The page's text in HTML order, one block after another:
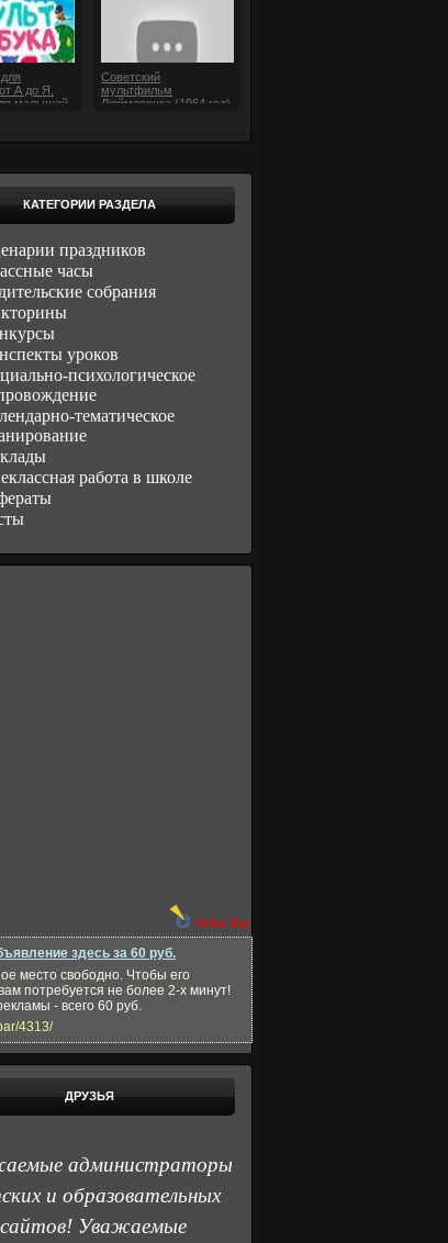
А до Я.
малышей.
Советский
мультфильм
Дюймовочка (1964 год)
КАТЕГОРИИ РАЗДЕЛА
праздников
часы
собрания
уроков
психологическое
тематическое
работа в школе
Nolix Bar
здесь за 60 руб.
место свободно. Чтобы его
потребуется не более 2-х минут!
- всего 60 руб.
4313/
ДРУЗЬЯ
администраторы
и образовательных
сайтов! Уважаемые